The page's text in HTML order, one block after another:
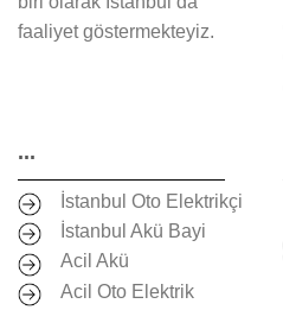
faaliyet göstermekteyiz.
...
İstanbul Oto Elektrikçi
İstanbul Akü Bayi
Acil Akü
Acil Oto Elektrik